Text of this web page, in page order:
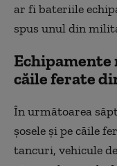
ar fi bateriile
spus unul din
căile ferate
În următoarea
șosele și pe căile
tancuri, vehicule